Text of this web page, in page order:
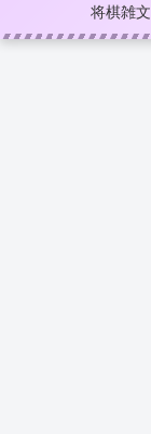
将棋雑文